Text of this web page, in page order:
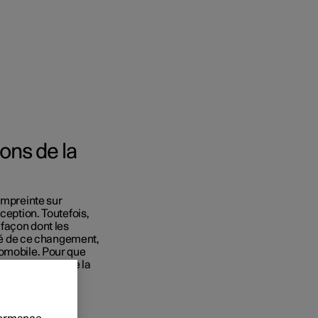
acheter
de financement
de la
sur
Toutefois,
dont les
de ce changement,
Pour que
connaître la